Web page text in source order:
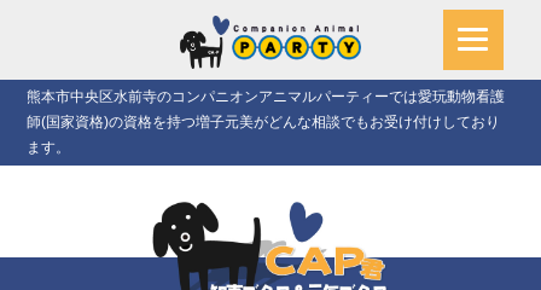
熊本市中央区水前寺のコンパニオンアニマルパーティーでは愛玩動物看護
師(国家資格)の資格を持つ増子元美がどんな相談でもお受け付けしており
ます。